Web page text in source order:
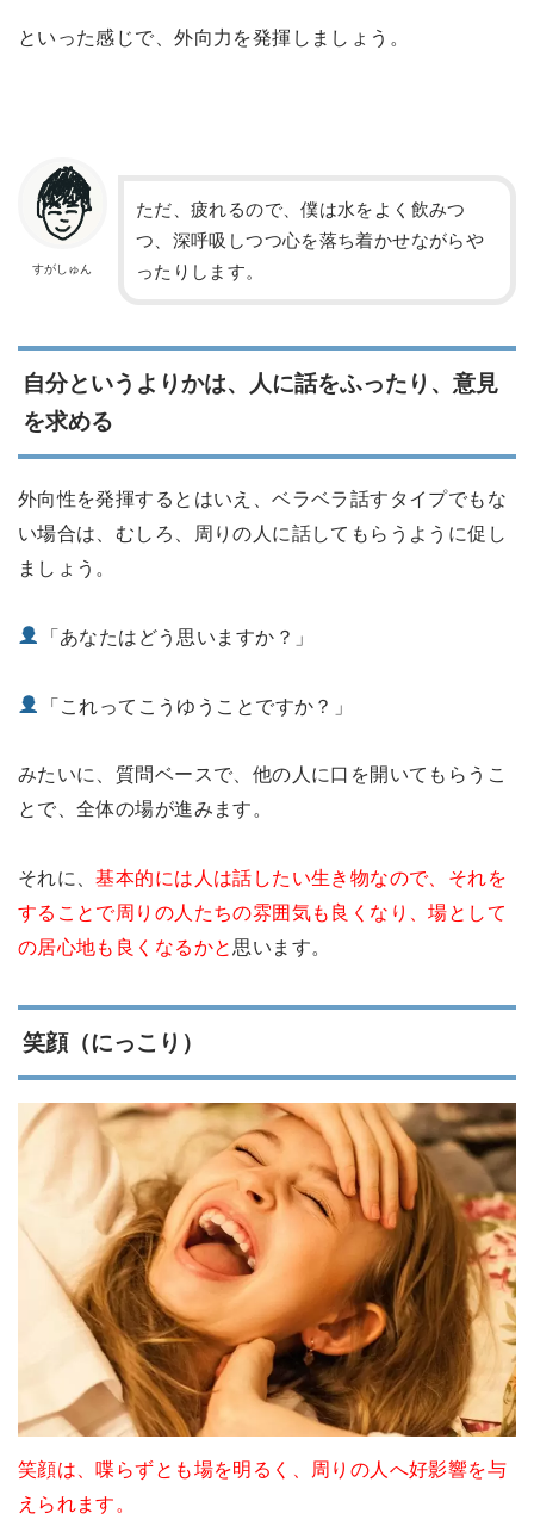
といった感じで、外向力を発揮しましょう。
すがしゅん
ただ、疲れるので、僕は水をよく飲みつ
つ、深呼吸しつつ心を落ち着かせながらや
ったりします。
自分というよりかは、人に話をふったり、意見
を求める
外向性を発揮するとはいえ、ベラベラ話すタイプでもな
い場合は、むしろ、周りの人に話してもらうように促し
ましょう。
「あなたはどう思いますか？」
「これってこうゆうことですか？」
みたいに、質問ベースで、他の人に口を開いてもらうこ
とで、全体の場が進みます。
それに、基本的には人は話したい生き物なので、それを
することで周りの人たちの雰囲気も良くなり、場として
の居心地も良くなるかと 思います。
笑顔（にっこり）
笑顔は、喋らずとも場を明るく、周りの人へ好影響を与
えられます。